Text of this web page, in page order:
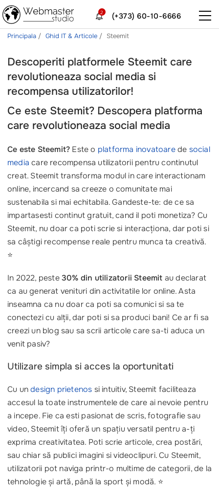
(+373) 60-10-6666
2
Principala Ghid IT & Articole Steemit
Descoperiti platformele Steemit care
revolutioneaza social media si
recompensa utilizatorilor!
Ce este Steemit? Descopera platforma
care revolutioneaza social media
Ce este Steemit? Este o platforma inovatoarede social
media care recompensa utilizatorii pentru continutul
creat. Steemit transforma modul in care interactionam
online, incercand sa creeze o comunitate mai
sustenabila si mai echitabila. Gandeste-te: de ce sa
impartasesti continut gratuit, cand il poti monetiza? Cu
Steemit, nu doar ca poti scrie si interacționa, dar poti si
sa câștigi recompense reale pentru munca ta creativă.
⭐
In 2022, peste30% din utilizatorii Steemit au declarat
ca au generat venituri din activitatile lor online. Asta
inseamna ca nu doar ca poti sa comunici si sa te
conectezi cu alții, dar poti si sa produci bani! Ce ar fi sa
creezi un blog sau sa scrii articole care sa-ti aduca un
venit pasiv?
Utilizare simpla si acces la oportunitati
Cu undesign prietenos si intuitiv, Steemit faciliteaza
accesul la toate instrumentele de care ai nevoie pentru
a incepe. Fie ca esti pasionat de scris, fotografie sau
video, Steemit îți oferă un spațiu versatil pentru a-ți
exprima creativitatea. Poti scrie articole, crea postări,
sau chiar să publici imagini si videoclipuri. Cu Steemit,
utilizatorii pot naviga printr-o multime de categorii, de la
tehnologie și artă, până la sport și modă. ⭐